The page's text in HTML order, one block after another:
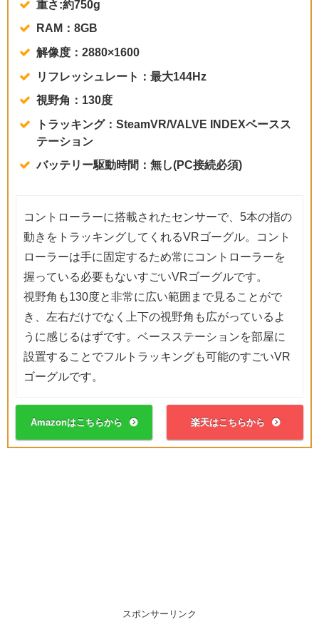
重さ:約750g
RAM：8GB
解像度：2880×1600
リフレッシュレート：最大144Hz
視野角：130度
トラッキング：SteamVR/VALVE INDEXベースス
テーション
バッテリー駆動時間：無し(PC接続必須)
コントローラーに搭載されたセンサーで、5本の指の
動きをトラッキングしてくれるVRゴーグル。コント
ローラーは手に固定するため常にコントローラーを
握っている必要もないすごいVRゴーグルです。
視野角も130度と非常に広い範囲まで見ることがで
き、左右だけでなく上下の視野角も広がっているよ
うに感じるはずです。ベースステーションを部屋に
設置することでフルトラッキングも可能のすごいVR
ゴーグルです。
Amazonはこちらから 楽天はこちらから
スポンサーリンク